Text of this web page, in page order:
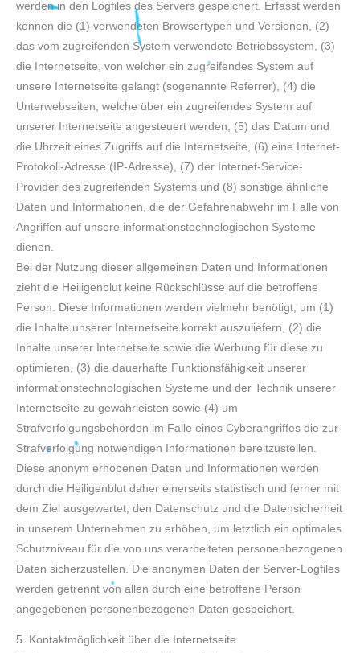
werden in den Logfiles des Servers gespeichert. Erfasst werden
können die (1) verwendeten Browsertypen und Versionen, (2)
das vom zugreifenden System verwendete Betriebssystem, (3)
die Internetseite, von welcher ein zugreifendes System auf
unsere Internetseite gelangt (sogenannte Referrer), (4) die
Unterwebseiten, welche über ein zugreifendes System auf
unserer Internetseite angesteuert werden, (5) das Datum und
die Uhrzeit eines Zugriffs auf die Internetseite, (6) eine Internet-
Protokoll-Adresse (IP-Adresse), (7) der Internet-Service-
Provider des zugreifenden Systems und (8) sonstige ähnliche
Daten und Informationen, die der Gefahrenabwehr im Falle von
Angriffen auf unsere informationstechnologischen Systeme
dienen.
Bei der Nutzung dieser allgemeinen Daten und Informationen
zieht die Heiligenblut keine Rückschlüsse auf die betroffene
Person. Diese Informationen werden vielmehr benötigt, um (1)
die Inhalte unserer Internetseite korrekt auszuliefern, (2) die
Inhalte unserer Internetseite sowie die Werbung für diese zu
optimieren, (3) die dauerhafte Funktionsfähigkeit unserer
informationstechnologischen Systeme und der Technik unserer
Internetseite zu gewährleisten sowie (4) um
Strafverfolgungsbehörden im Falle eines Cyberangriffes die zur
Strafverfolgung notwendigen Informationen bereitzustellen.
Diese anonym erhobenen Daten und Informationen werden
durch die Heiligenblut daher einerseits statistisch und ferner mit
dem Ziel ausgewertet, den Datenschutz und die Datensicherheit
in unserem Unternehmen zu erhöhen, um letztlich ein optimales
Schutzniveau für die von uns verarbeiteten personenbezogenen
Daten sicherzustellen. Die anonymen Daten der Server-Logfiles
werden getrennt von allen durch eine betroffene Person
angegebenen personenbezogenen Daten gespeichert.
5. Kontaktmöglichkeit über die Internetseite